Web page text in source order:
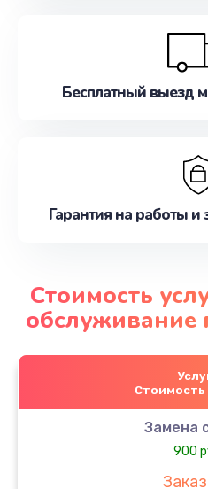
Бесплатный выезд
Гарантия на работы и
Стоимость
обслуживание
Стоимость
Замена
900